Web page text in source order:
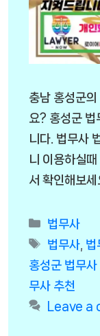
충남 홍성군
요? 홍성군 법
니다. 법무사
니 이용하실
서 확인해보세
법무사
Tags
법무사 법
홍성군 법무사
무사 추천
Leave